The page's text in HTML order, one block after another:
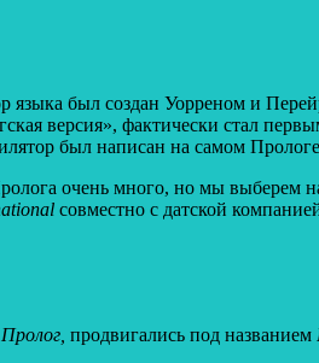
был создан Уорреном и
версия», фактически стал
был написан на самом
очень много, но мы
совместно с датской
Пролог, продвигались под названием